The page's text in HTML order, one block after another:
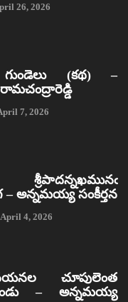
26, 2026
(కథ) –
7, 2026
శ్రీపాదన్నఖమునఁ
– అన్నమయ్య సంకీర్తన
4, 2026
చూపులెంత
– అన్నమయ్య